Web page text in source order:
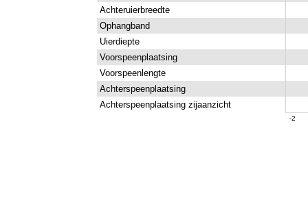
Achteruierbreedte
Ophangband
Uierdiepte
Voorspeenplaatsing
Voorspeenlengte
Achterspeenplaatsing
Achterspeenplaatsing zijaanzicht
-2